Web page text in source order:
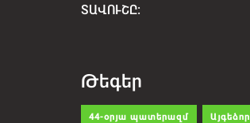
ՏԱՎՈՒՇԸ:
Թեգեր
44-օրյա պատերազմ Այգեձոր